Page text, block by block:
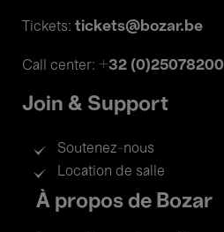
Tickets: tickets@bozar.be
Call center: +32 (0)25078200
Join & Support
Soutenez-nous
Location de salle
Footer
menu
À propos de Bozar